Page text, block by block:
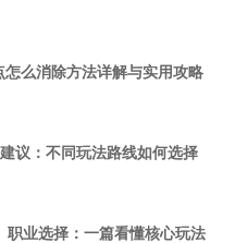
怎么消除方法详解与实用攻略
议：不同玩法路线如何选择
职业选择：一篇看懂核心玩法